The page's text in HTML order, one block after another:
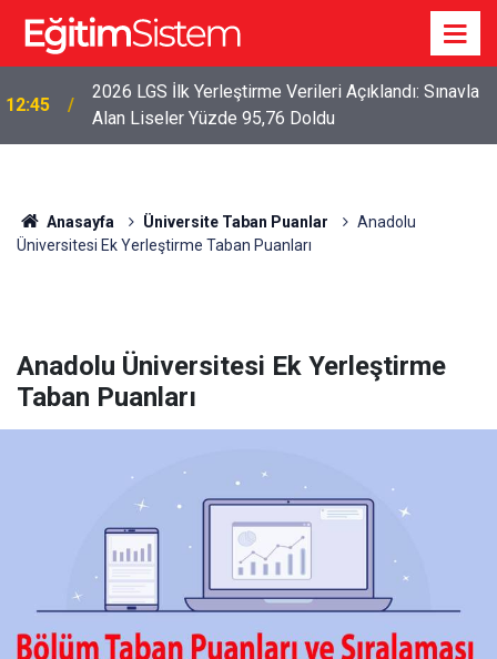
12:45
2026 LGS İlk Yerleştirme Verileri Açıklandı: Sınavla
Alan Liseler Yüzde 95,76 Doldu
Anasayfa Üniversite Taban Puanlar
Anadolu
Üniversitesi Ek Yerleştirme Taban Puanları
Anadolu Üniversitesi Ek Yerleştirme
Taban Puanları